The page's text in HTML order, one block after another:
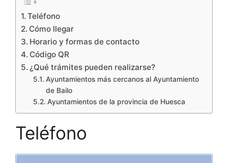
Teléfono
Cómo llegar
Horario y formas de contacto
Código QR
¿Qué trámites pueden realizarse?
Ayuntamientos más cercanos al Ayuntamiento
de Bailo
Ayuntamientos de la provincia de Huesca
Teléfono